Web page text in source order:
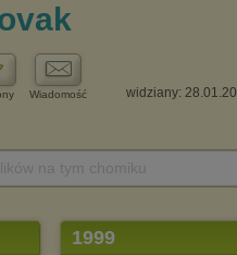
Wiadomość widziany:
1999